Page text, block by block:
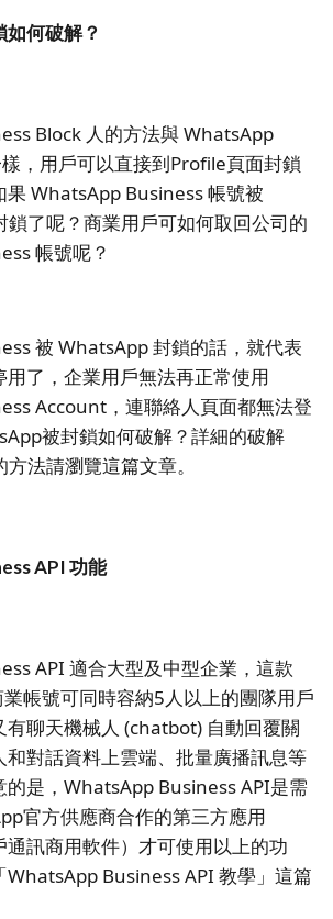
何破解？
Block 人的方法與 WhatsApp
，用戶可以直接到Profile頁面封鎖
果 WhatsApp Business 帳號被
了呢？商業用戶可如何取回公司的
帳號呢？
被 WhatsApp 封鎖的話，就代表
了，企業用戶無法再正常使用
Account，連聯絡人頁面都無法登
被封鎖如何破解？詳細的破解
法請瀏覽這篇文章。
API 功能
API 適合大型及中型企業，這款
帳號可同時容納5人以上的團隊用戶
有聊天機械人 (chatbot) 自動回覆關
和對話資料上雲端、批量廣播訊息等
的是，WhatsApp Business API是需
官方供應商合作的第三方應用
通訊商用軟件）才可使用以上的功
WhatsApp Business API 教學」這篇